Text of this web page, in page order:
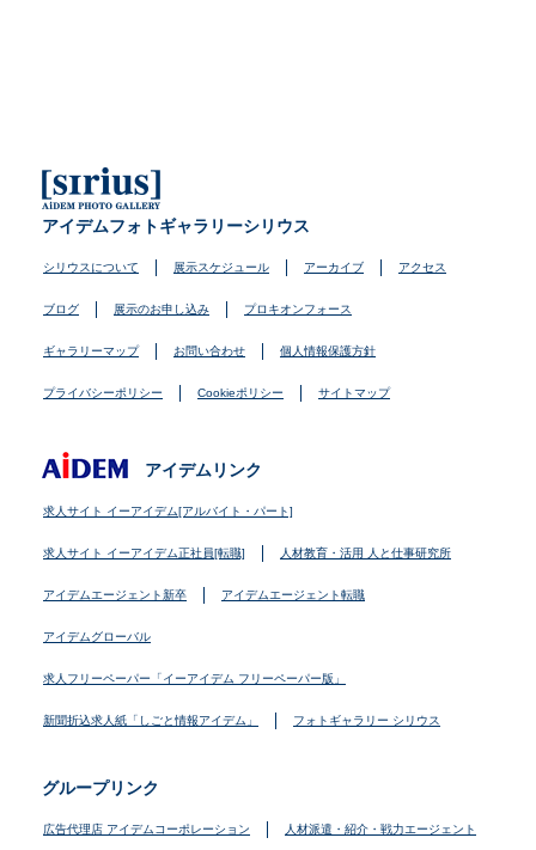
アイデムフォトギャラリーシリウス
シリウスについて 展示スケジュール アーカイブ アクセス
ブログ 展示のお申し込み プロキオンフォース
ギャラリーマップ お問い合わせ 個人情報保護方針
プライバシーポリシー Cookieポリシー サイトマップ
アイデムリンク
求人サイト イーアイデム[アルバイト・パート]
求人サイト イーアイデム正社員[転職] 人材教育・活用 人と仕事研究所
アイデムエージェント新卒 アイデムエージェント転職
アイデムグローバル
求人フリーペーパー「イーアイデム フリーペーパー版」
新聞折込求人紙「しごと情報アイデム」 フォトギャラリー シリウス
グループリンク
広告代理店 アイデムコーポレーション 人材派遣・紹介・戦力エージェント